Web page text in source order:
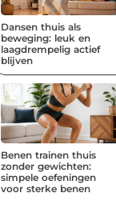
Dansen thuis als
beweging: leuk en
laagdrempelig actief
blijven
Benen trainen thuis
zonder gewichten:
simpele oefeningen
voor sterke benen